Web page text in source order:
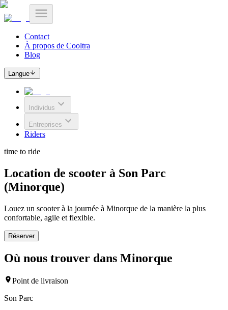
Contact
À propos de Cooltra
Blog
Langue
Individus
Entreprises
Riders
time to ride
Location de scooter à Son Parc
(Minorque)
Louez un scooter à la journée à Minorque de la manière la plus
confortable, agile et flexible.
Réserver
Où nous trouver dans Minorque
Point de livraison
Son Parc